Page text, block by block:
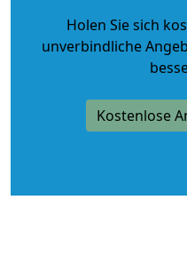
Holen Sie sich
unverbindliche
Kostenlose